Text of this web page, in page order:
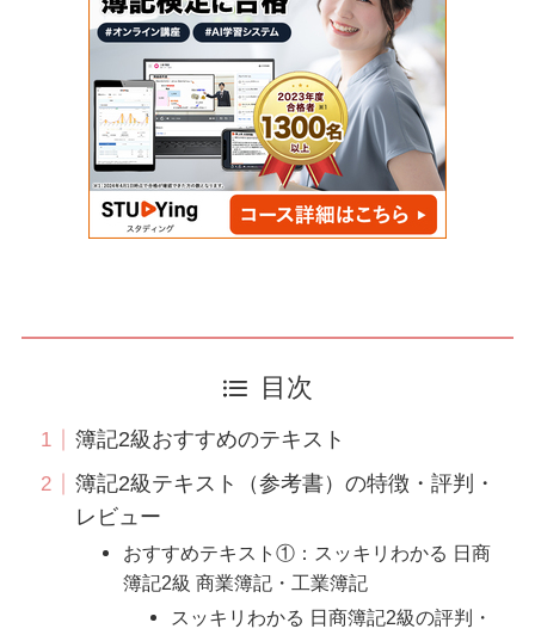
目次
簿記2級おすすめのテキスト
簿記2級テキスト（参考書）の特徴・評判・
レビュー
おすすめテキスト①：スッキリわかる 日商
簿記2級 商業簿記・工業簿記
スッキリわかる 日商簿記2級の評判・